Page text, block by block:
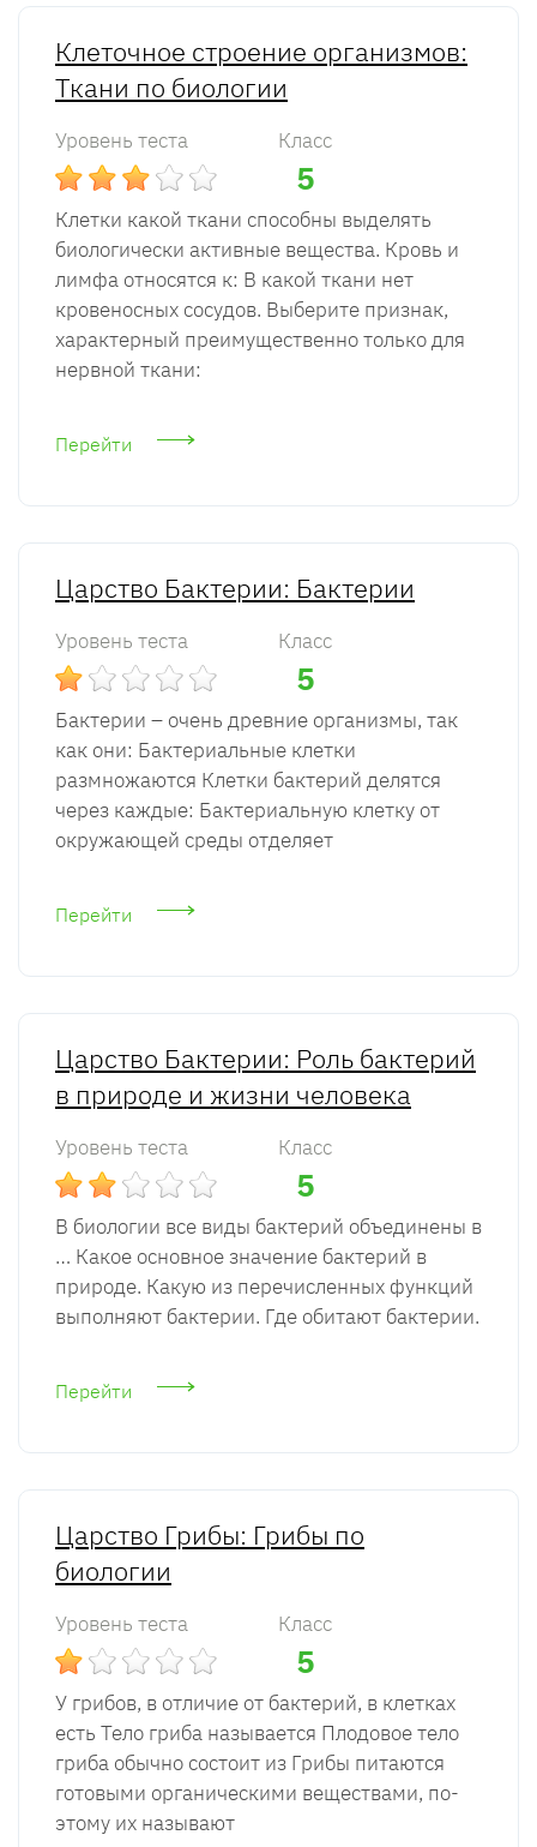
Клеточное строение организмов:
Ткани по биологии
Уровень теста Класс
5
Клетки какой ткани способны выделять
биологически активные вещества. Кровь и
лимфа относятся к: В какой ткани нет
кровеносных сосудов. Выберите признак,
характерный преимущественно только для
нервной ткани:
Перейти
Царство Бактерии: Бактерии
Уровень теста Класс
5
Бактерии – очень древние организмы, так
как они: Бактериальные клетки
размножаются Клетки бактерий делятся
через каждые: Бактериальную клетку от
окружающей среды отделяет
Перейти
Царство Бактерии: Роль бактерий
в природе и жизни человека
Уровень теста Класс
5
В биологии все виды бактерий объединены в
… Какое основное значение бактерий в
природе. Какую из перечисленных функций
выполняют бактерии. Где обитают бактерии.
Перейти
Царство Грибы: Грибы по
биологии
Уровень теста Класс
5
У грибов, в отличие от бактерий, в клетках
есть Тело гриба называется Плодовое тело
гриба обычно состоит из Грибы питаются
готовыми органическими веществами, по­
этому их называют